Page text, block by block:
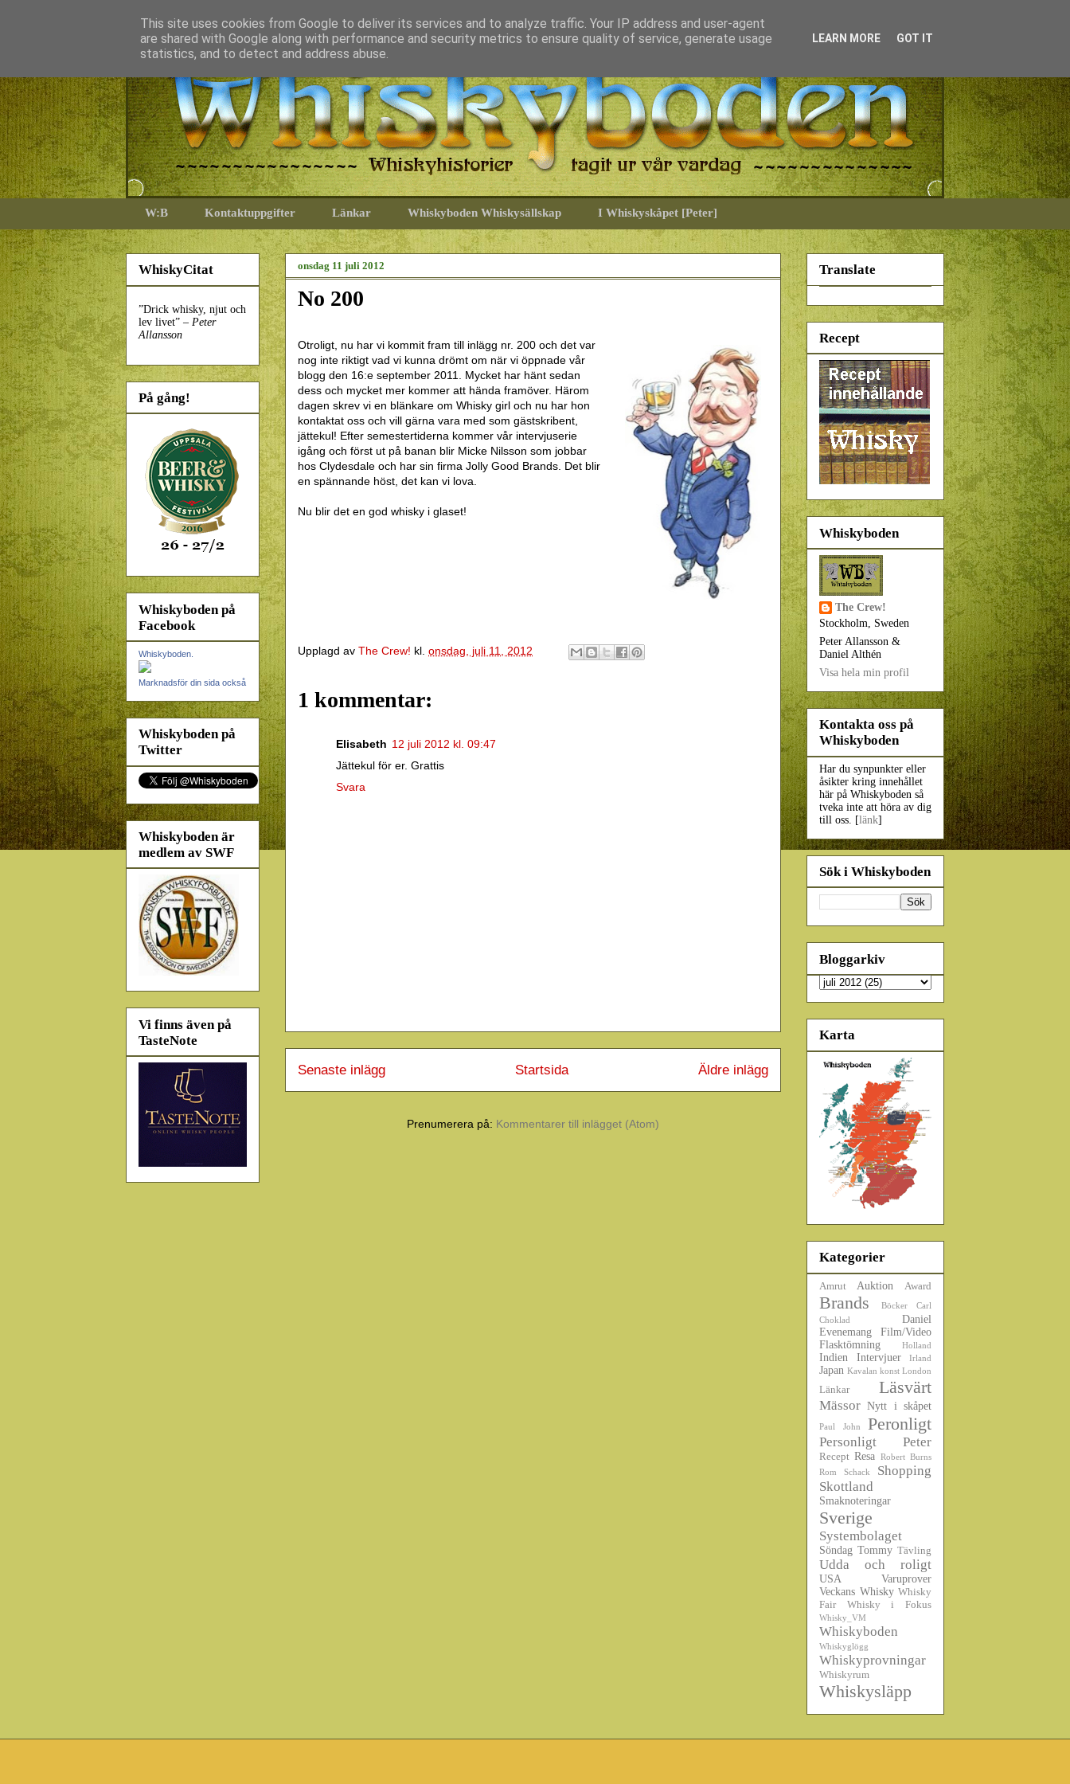
W:B Kontaktuppgifter Länkar Whiskyboden Whiskysällskap I Whiskyskåpet [Peter]
onsdag 11 juli 2012
No 200
Otroligt, nu har vi kommit fram till inlägg nr. 200 och det var
nog inte riktigt vad vi kunna drömt om när vi öppnade vår
blogg den 16:e september 2011. Mycket har hänt sedan
dess och mycket mer kommer att hända framöver. Härom
dagen skrev vi en blänkare om Whisky girl och nu har hon
kontaktat oss och vill gärna vara med som gästskribent,
jättekul! Efter semestertiderna kommer vår intervjuserie
igång och först ut på banan blir Micke Nilsson som jobbar
hos Clydesdale och har sin firma Jolly Good Brands. Det blir
en spännande höst, det kan vi lova.
Nu blir det en god whisky i glaset!
Upplagd av The Crew! kl. onsdag, juli 11, 2012
1 kommentar:
Elisabeth 12 juli 2012 kl. 09:47
Jättekul för er. Grattis
Svara
Senaste inlägg Äldre inlägg
Startsida
Prenumerera på: Kommentarer till inlägget (Atom)
WhiskyCitat
”Drick whisky, njut och
lev livet” – Peter
Allansson
På gång!
Whiskyboden på
Facebook
Whiskyboden.
Marknadsför din sida också
Whiskyboden på
Twitter
Whiskyboden är
medlem av SWF
Vi finns även på
TasteNote
Translate
Recept
Whiskyboden
The Crew!
Stockholm, Sweden
Peter Allansson &
Daniel Althén
Visa hela min profil
Kontakta oss på
Whiskyboden
Har du synpunkter eller
åsikter kring innehållet
här på Whiskyboden så
tveka inte att höra av dig
till oss. [länk]
Sök i Whiskyboden
Bloggarkiv
Karta
Kategorier
Amrut Auktion Award
Brands Böcker
Carl
Choklad
Daniel
Evenemang
Film/Video
Flasktömning
Holland
Indien Intervjuer Irland
Japan Kavalan konst London
Länkar Läsvärt
Mässor Nytt i skåpet
Paul John Peronligt
Personligt Peter
Recept Resa Robert Burns
Rom
Schack
Shopping
Skottland
Smaknoteringar
Sverige
Systembolaget
Söndag Tommy Tävling
Udda och roligt
USA
Varuprover
Veckans Whisky Whisky
Fair
Whisky i Fokus
Whisky_VM
Whiskyboden
Whiskyglögg
Whiskyprovningar
Whiskyrum
Whiskysläpp
This site uses cookies from Google to deliver its services and to analyze traffic. Your IP address and user-agent
are shared with Google along with performance and security metrics to ensure quality of service, generate usage
statistics, and to detect and address abuse.
LEARN MORE GOT IT